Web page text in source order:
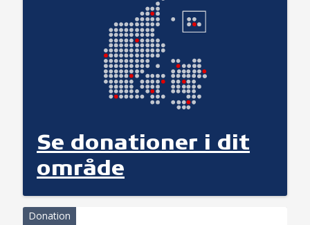
Se donationer i dit
område
Donation